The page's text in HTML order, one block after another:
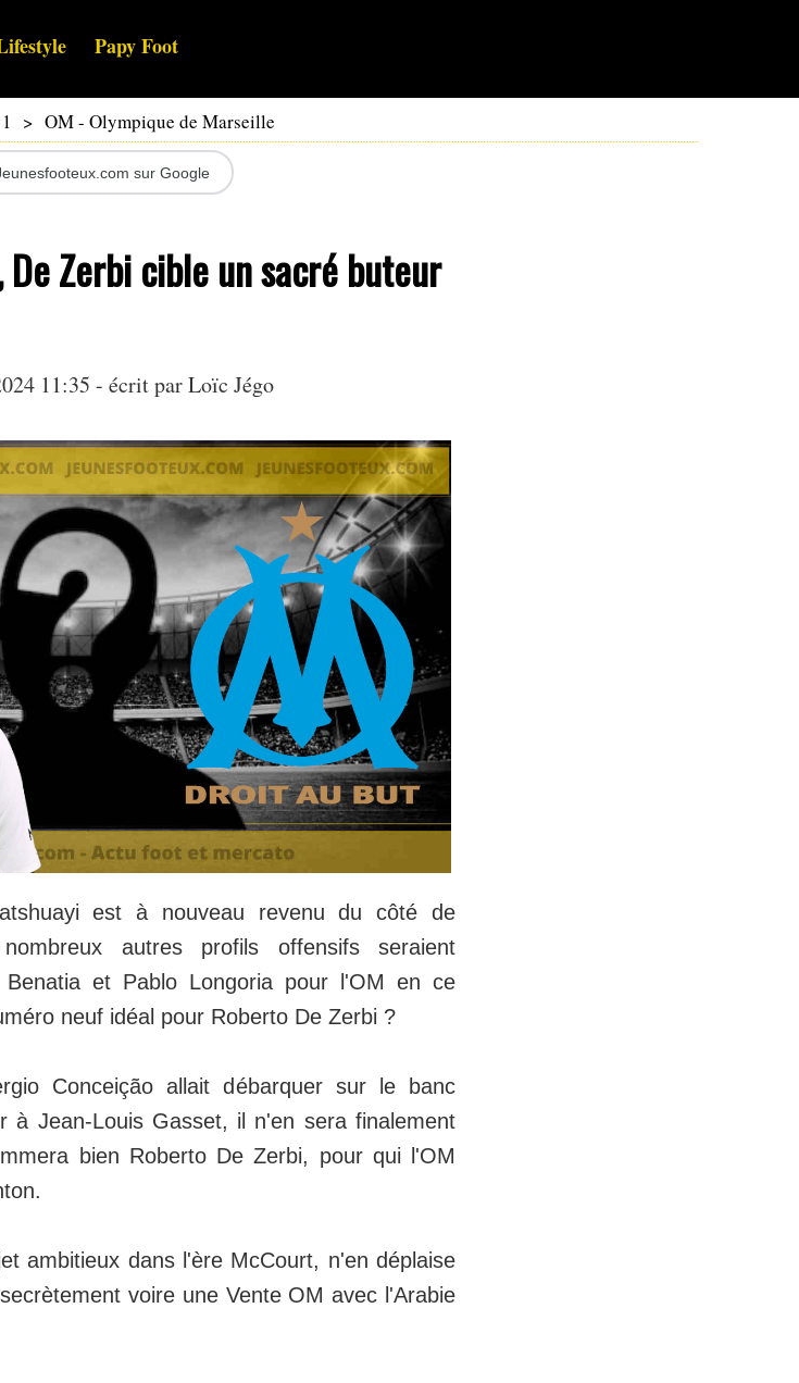
Papy Foot
> OM - Olympique de Marseille
sur Google
De Zerbi cible un sacré buteur
11:35 - écrit parLoïc Jégo
est à nouveau revenu du côté de
autres profils offensifs seraient
et Pablo Longoria pour l'OM en ce
neuf idéal pour Roberto De Zerbi ?
Conceição allait débarquer sur le banc
à Jean-Louis Gasset, il n'en sera finalement
bien Roberto De Zerbi, pour qui l'OM
ambitieux dans l'ère McCourt, n'en déplaise
voire une Vente OM avec l'Arabie